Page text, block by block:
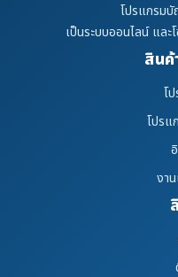
โปรแกรม
เป็นระบบออนไลน์ แล
สินค้
โ
โปรแ
งา